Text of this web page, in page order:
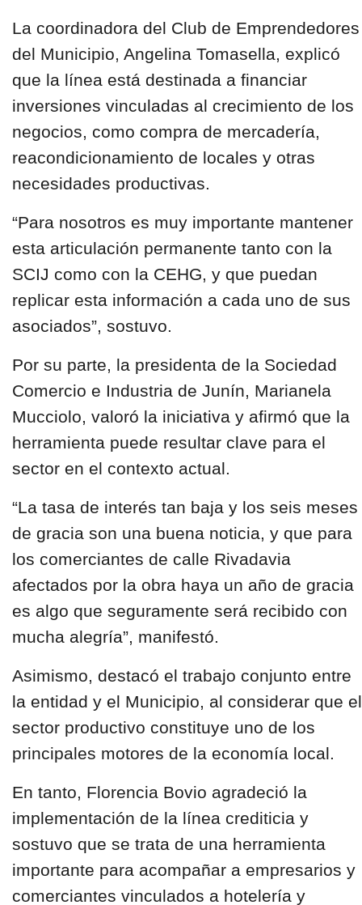
La coordinadora del Club de Emprendedores
del Municipio, Angelina Tomasella, explicó
que la línea está destinada a financiar
inversiones vinculadas al crecimiento de los
negocios, como compra de mercadería,
reacondicionamiento de locales y otras
necesidades productivas.
“Para nosotros es muy importante mantener
esta articulación permanente tanto con la
SCIJ como con la CEHG, y que puedan
replicar esta información a cada uno de sus
asociados”, sostuvo.
Por su parte, la presidenta de la Sociedad
Comercio e Industria de Junín, Marianela
Mucciolo, valoró la iniciativa y afirmó que la
herramienta puede resultar clave para el
sector en el contexto actual.
“La tasa de interés tan baja y los seis meses
de gracia son una buena noticia, y que para
los comerciantes de calle Rivadavia
afectados por la obra haya un año de gracia
es algo que seguramente será recibido con
mucha alegría”, manifestó.
Asimismo, destacó el trabajo conjunto entre
la entidad y el Municipio, al considerar que el
sector productivo constituye uno de los
principales motores de la economía local.
En tanto, Florencia Bovio agradeció la
implementación de la línea crediticia y
sostuvo que se trata de una herramienta
importante para acompañar a empresarios y
comerciantes vinculados a hotelería y